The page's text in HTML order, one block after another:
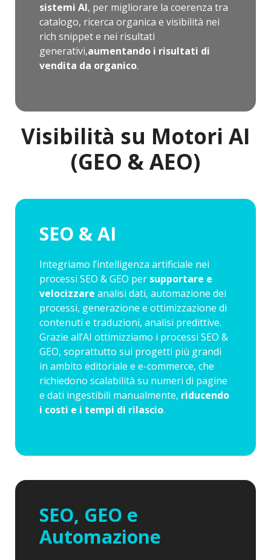
sistemi AI, per migliorare la coerenza tra
catalogo, ricerca organica e visibilità nei
rich snippet e nei risultati
generativi,aumentando i risultati di
vendita da organico.
Visibilità su Motori AI
(GEO & AEO)
SEO & AI
Integriamo l’intelligenza artificiale nei
processi SEO & GEO per supportare e
velocizzare analisi dati, automazione dei
processi, generazione e ottimizzazione di
contenuti e traduzioni, analisi predittive.
Grazie all’AI ottimizziamo i processi SEO &
GEO, soprattutto sui progetti più grandi
in ambito editoriale e e-commerce, che
richiedono scalabilità su numeri di pagine
e dati ingestibili manualmente, riducendo
i costi e i tempi di rilascio.
SEO, GEO e
Automazione